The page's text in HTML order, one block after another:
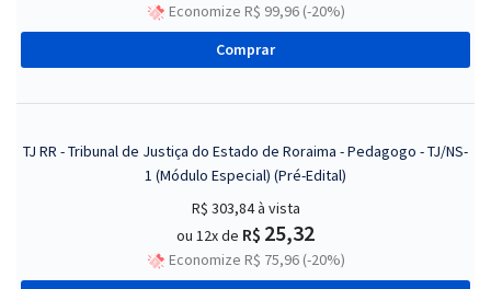
Economize R$ 99,96 (-20%)
Comprar
TJ RR - Tribunal de Justiça do Estado de Roraima - Pedagogo - TJ/NS-
1 (Módulo Especial) (Pré-Edital)
R$ 303,84à vista
ou 12x de R$ 25,32
Economize R$ 75,96 (-20%)